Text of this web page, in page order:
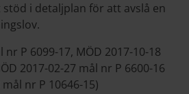
i detaljplan för att avslå en
nr P 6099-17, MÖD 2017-10-18
2017-02-27 mål nr P 6600-16
nr P 10646-15)